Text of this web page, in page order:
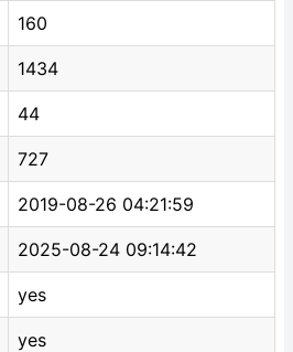
160
1434
44
727
2019-08-26 04:21:59
2025-08-24 09:14:42
yes
yes